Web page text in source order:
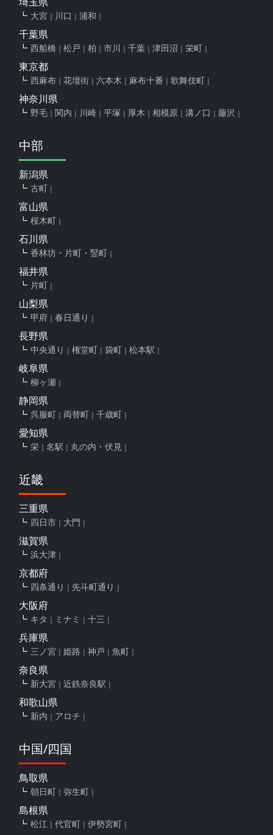
大宮 川口 浦和
千葉県
西船橋 松戸 柏 市川 千葉 津田沼 栄町
東京都
西麻布 花壇街 六本木 麻布十番 歌舞伎町
神奈川県
野毛 関内 川崎 平塚 厚木 相模原 溝ノ口 藤沢
中部
新潟県
古町
富山県
桜木町
石川県
香林坊・片町・竪町
福井県
片町
山梨県
甲府 春日通り
長野県
中央通り 権堂町 袋町 松本駅
岐阜県
柳ヶ瀬
静岡県
呉服町 両替町 千歳町
愛知県
栄 名駅 丸の内・伏見
近畿
三重県
四日市 大門
滋賀県
浜大津
京都府
四条通り 先斗町通り
大阪府
キタ ミナミ 十三
兵庫県
三ノ宮 姫路 神戸 魚町
奈良県
新大宮 近鉄奈良駅
和歌山県
新内 アロチ
中国/四国
鳥取県
朝日町 弥生町
島根県
松江 代官町 伊勢宮町